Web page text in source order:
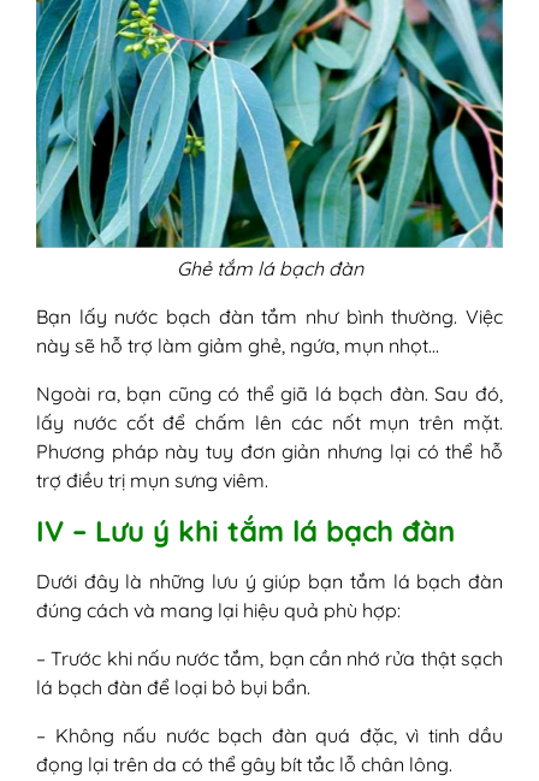
Ghẻ tắm lá bạch đàn
Bạn lấy nước bạch đàn tắm như bình thường. Việc
này sẽ hỗ trợ làm giảm ghẻ, ngứa, mụn nhọt…
Ngoài ra, bạn cũng có thể giã lá bạch đàn. Sau đó,
lấy nước cốt để chấm lên các nốt mụn trên mặt.
Phương pháp này tuy đơn giản nhưng lại có thể hỗ
trợ điều trị mụn sưng viêm.
IV – Lưu ý khi tắm lá bạch đàn
Dưới đây là những lưu ý giúp bạn tắm lá bạch đàn
đúng cách và mang lại hiệu quả phù hợp:
– Trước khi nấu nước tắm, bạn cần nhớ rửa thật sạch
lá bạch đàn để loại bỏ bụi bẩn.
– Không nấu nước bạch đàn quá đặc, vì tinh dầu
đọng lại trên da có thể gây bít tắc lỗ chân lông.